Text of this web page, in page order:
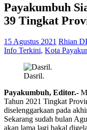
Payakumbuh
39 Tingkat
15 Agustus 2021 Rhian
Info Terkini, Kota
Dasril.
Payakumbuh, Editor.-
Tahun 2021 Tingkat
diselenggarkaan pada
Sekarang sudah bulan
akan lama lagi bakal